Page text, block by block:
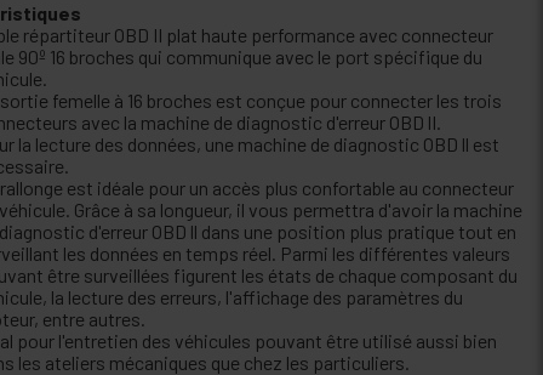
répartiteur OBD II plat haute performance avec connecteur
90º 16 broches qui communique avec le port spécifique du
femelle à 16 broches est conçue pour connecter les trois
avec la machine de diagnostic d'erreur OBD lI.
la lecture des données, une machine de diagnostic OBD ll est
est idéale pour un accès plus confortable au connecteur
Grâce à sa longueur, il vous permettra d'avoir la machine
d'erreur OBD ll dans une position plus pratique tout en
les données en temps réel. Parmi les différentes valeurs
être surveillées figurent les états de chaque composant du
la lecture des erreurs, l'affichage des paramètres du
entre autres.
pour l'entretien des véhicules pouvant être utilisé aussi bien
les ateliers mécaniques que chez les particuliers.